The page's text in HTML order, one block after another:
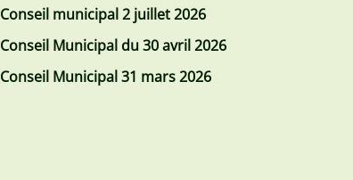
Conseil municipal 2 juillet 2026
Conseil Municipal du 30 avril 2026
Conseil Municipal 31 mars 2026